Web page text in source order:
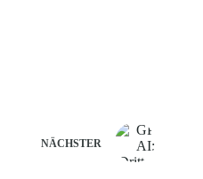
NÄCHSTER